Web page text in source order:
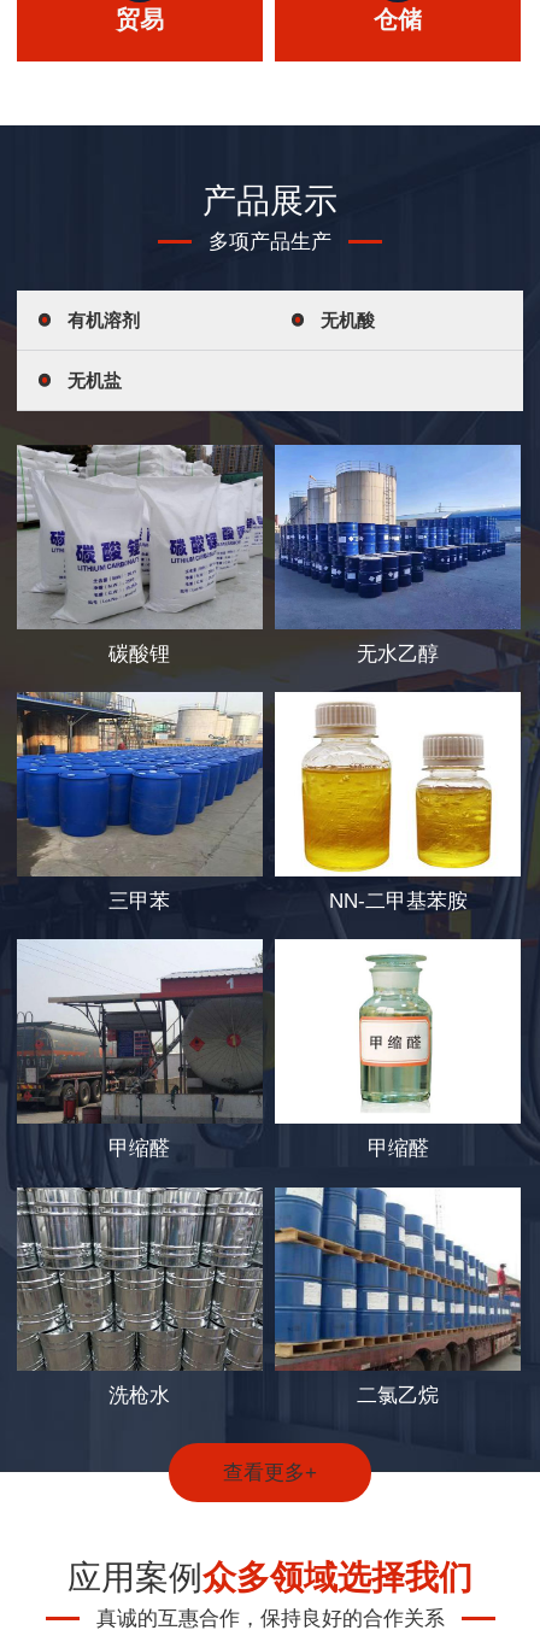
贸易
拥有良好素质及丰厚经验
仓储
拥有大型仓库储存功能，
产品展示
多项产品生产
有机溶剂 无机酸
无机盐
碳酸锂 无水乙醇
三甲苯 NN-二甲基苯胺
甲缩醛 甲缩醛
洗枪水 二氯乙烷
查看更多+
应用案例众多领域选择我们
真诚的互惠合作，保持良好的合作关系